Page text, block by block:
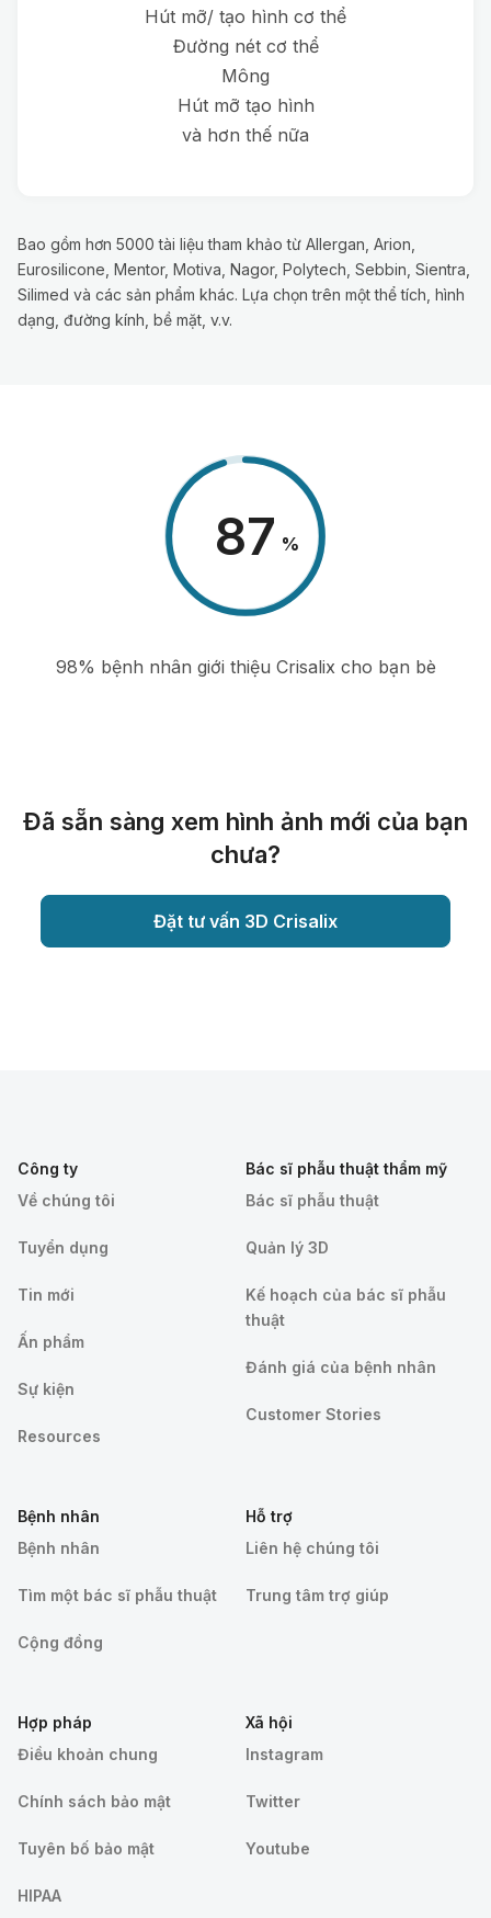
Hút mỡ/ tạo hình cơ thể
Đường nét cơ thể
Mông
Hút mỡ tạo hình
và hơn thế nữa
Bao gồm hơn 5000 tài liệu tham khảo từ Allergan, Arion,
Eurosilicone, Mentor, Motiva, Nagor, Polytech, Sebbin, Sientra,
Silimed và các sản phẩm khác. Lựa chọn trên một thể tích, hình
dạng, đường kính, bề mặt, v.v.
98 %
98% bệnh nhân giới thiệu Crisalix cho bạn bè
Đã sẵn sàng xem hình ảnh mới của bạn
chưa?
Đặt tư vấn 3D Crisalix
Công ty
Về chúng tôi
Tuyển dụng
Tin mới
Ấn phẩm
Sự kiện
Resources
Bác sĩ phẫu thuật thẩm mỹ
Bác sĩ phẫu thuật
Quản lý 3D
Kế hoạch của bác sĩ phẫu
thuật
Đánh giá của bệnh nhân
Customer Stories
Bệnh nhân
Bệnh nhân
Tìm một bác sĩ phẫu thuật
Cộng đồng
Hỗ trợ
Liên hệ chúng tôi
Trung tâm trợ giúp
Hợp pháp
Điều khoản chung
Chính sách bảo mật
Tuyên bố bảo mật
HIPAA
Xã hội
Instagram
Twitter
Youtube